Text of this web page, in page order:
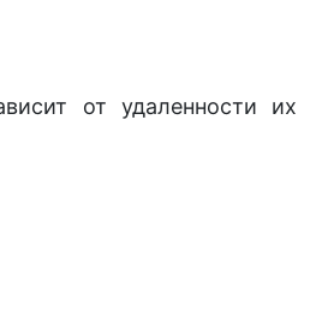
от удаленности их